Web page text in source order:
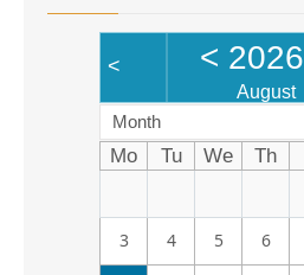
< < 2026
August
Month
Mo Tu We Th
3 4 5 6